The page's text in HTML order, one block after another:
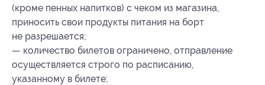
(кроме пенных напитков) с чеком из магазина,
приносить свои продукты питания на борт
не разрешается;
— количество билетов ограничено, отправление
осуществляется строго по расписанию,
указанному в билете;